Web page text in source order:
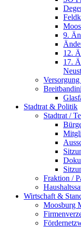
9.
12.
17.
Stadtrat & Politik
Stadtrat /
Fraktion /
Wirtschaft &
Moosburg